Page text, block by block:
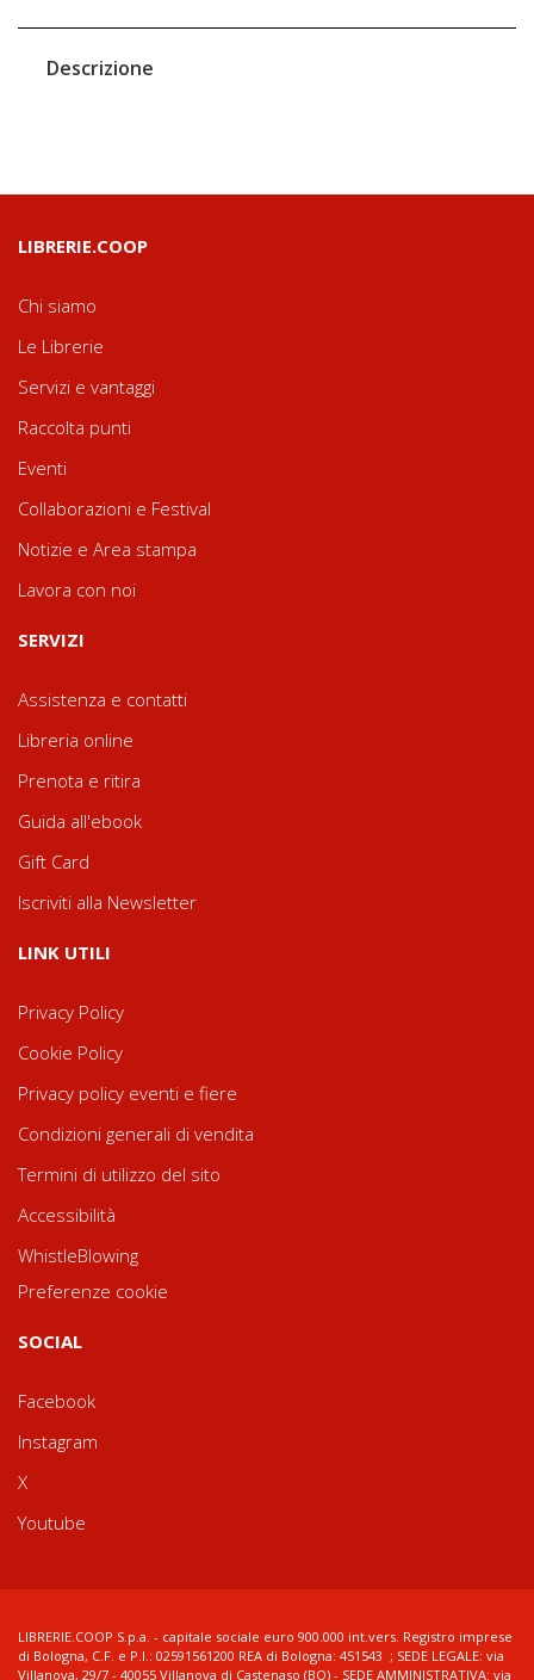
Descrizione
LIBRERIE.COOP
Chi siamo
Le Librerie
Servizi e vantaggi
Raccolta punti
Eventi
Collaborazioni e Festival
Notizie e Area stampa
Lavora con noi
SERVIZI
Assistenza e contatti
Libreria online
Prenota e ritira
Guida all'ebook
Gift Card
Iscriviti alla Newsletter
LINK UTILI
Privacy Policy
Cookie Policy
Privacy policy eventi e fiere
Condizioni generali di vendita
Termini di utilizzo del sito
Accessibilità
WhistleBlowing
Preferenze cookie
SOCIAL
Facebook
Instagram
X
Youtube
LIBRERIE.COOP S.p.a. - capitale sociale euro 900.000 int.vers. Registro imprese
di Bologna, C.F. e P.I.: 02591561200 REA di Bologna: 451543 ; SEDE LEGALE: via
Villanova, 29/7 - 40055 Villanova di Castenaso (BO) - SEDE AMMINISTRATIVA: via